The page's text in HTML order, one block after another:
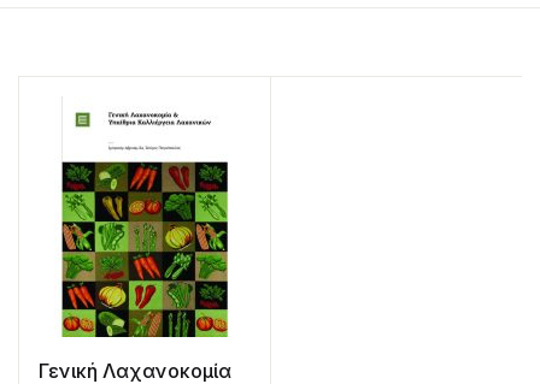
Γενική Λαχανοκομία